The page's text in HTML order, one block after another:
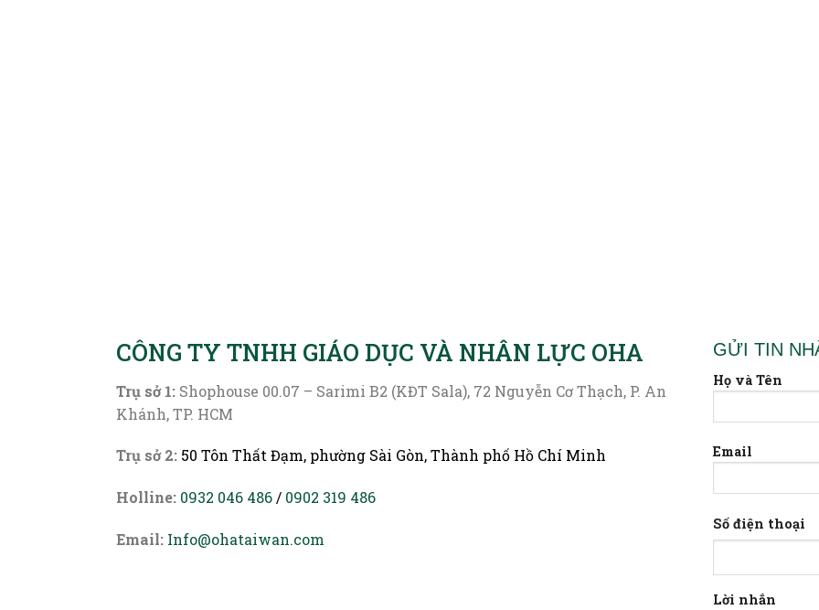
CÔNG TY TNHH GIÁO DỤC VÀ NHÂN LỰC OHA
Trụ sở 1: Shophouse 00.07 – Sarimi B2 (KĐT Sala), 72 Nguyễn Cơ Thạch, P. An
Khánh, TP. HCM
Trụ sở 2: 50 Tôn Thất Đạm, phường Sài Gòn, Thành phố Hồ Chí Minh
Holline: 0932 046 486/ 0902 319 486
Email: Info@ohataiwan.com
GỬI TIN
Họ và Tên
Email
Số điện thoại
Lời nhắn